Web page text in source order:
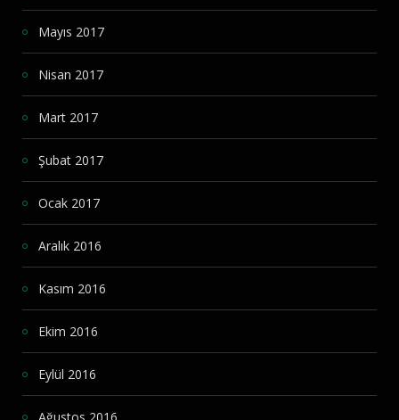
Mayıs 2017
Nisan 2017
Mart 2017
Şubat 2017
Ocak 2017
Aralık 2016
Kasım 2016
Ekim 2016
Eylül 2016